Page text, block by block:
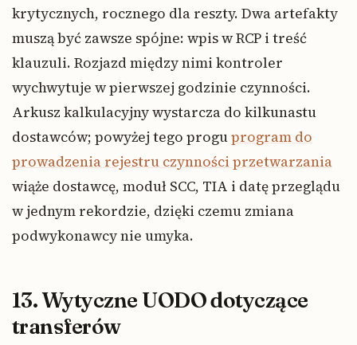
krytycznych, rocznego dla reszty. Dwa artefakty
muszą być zawsze spójne: wpis w RCP i treść
klauzuli. Rozjazd między nimi kontroler
wychwytuje w pierwszej godzinie czynności.
Arkusz kalkulacyjny wystarcza do kilkunastu
dostawców; powyżej tego proguprogram do
prowadzenia rejestru czynności przetwarzania
wiąże dostawcę, moduł SCC, TIA i datę przeglądu
w jednym rekordzie, dzięki czemu zmiana
podwykonawcy nie umyka.
13. Wytyczne UODO dotyczące
transferów